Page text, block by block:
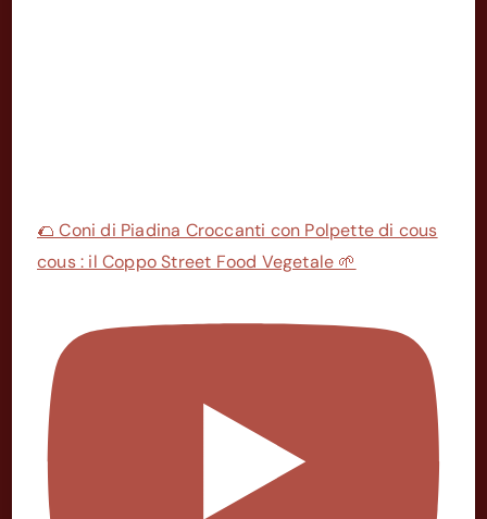
🌮 Coni di Piadina Croccanti con Polpette di cous
cous : il Coppo Street Food Vegetale 🌱